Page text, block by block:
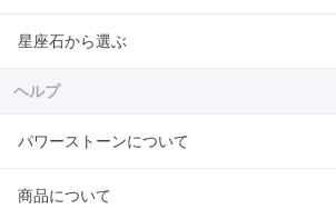
星座石から選ぶ
ヘルプ
パワーストーンについて
商品について